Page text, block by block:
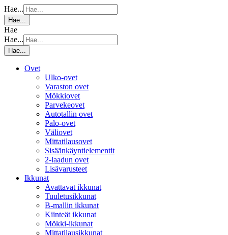
Hae...
Hae...
Hae
Hae...
Hae...
Ovet
Ulko-ovet
Varaston ovet
Mökkiovet
Parvekeovet
Autotallin ovet
Palo-ovet
Väliovet
Mittatilausovet
Sisäänkäyntielementit
2-laadun ovet
Lisävarusteet
Ikkunat
Avattavat ikkunat
Tuuletusikkunat
B-mallin ikkunat
Kiinteät ikkunat
Mökki-ikkunat
Mittatilausikkunat